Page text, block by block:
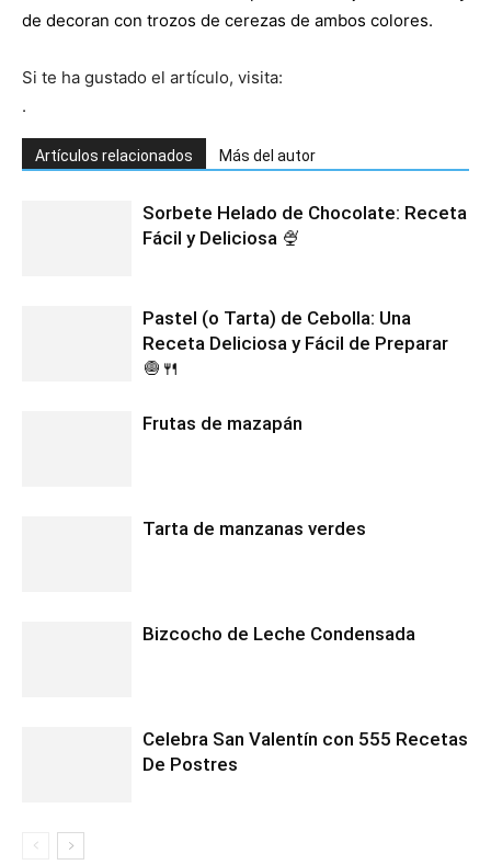
de decoran con trozos de cerezas de ambos colores.
Si te ha gustado el artículo, visita:
.
Artículos relacionados Más del autor
Sorbete Helado de Chocolate: Receta
Fácil y Deliciosa 🍨
Pastel (o Tarta) de Cebolla: Una
Receta Deliciosa y Fácil de Preparar
🧅🍴
Frutas de mazapán
Tarta de manzanas verdes
Bizcocho de Leche Condensada
Celebra San Valentín con 555 Recetas
De Postres